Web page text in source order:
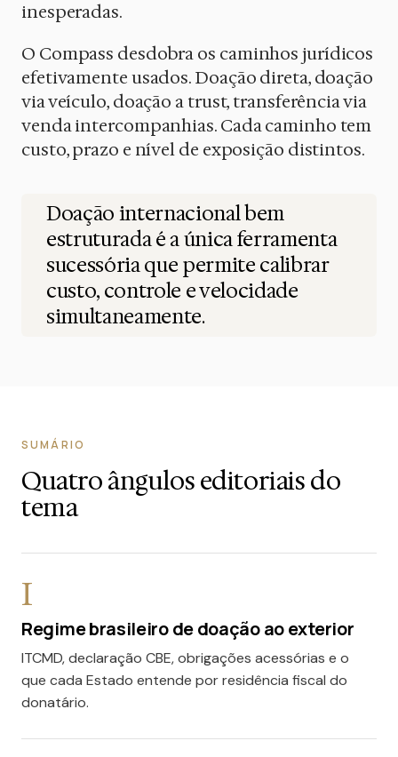
inesperadas.
O Compass desdobra os caminhos jurídicos
efetivamente usados. Doação direta, doação
via veículo, doação a trust, transferência via
venda intercompanhias. Cada caminho tem
custo, prazo e nível de exposição distintos.
Doação internacional bem
estruturada é a única ferramenta
sucessória que permite calibrar
custo, controle e velocidade
simultaneamente.
SUMÁRIO
Quatro ângulos editoriais do
tema
I
Regime brasileiro de doação ao exterior
ITCMD, declaração CBE, obrigações acessórias e o
que cada Estado entende por residência fiscal do
donatário.